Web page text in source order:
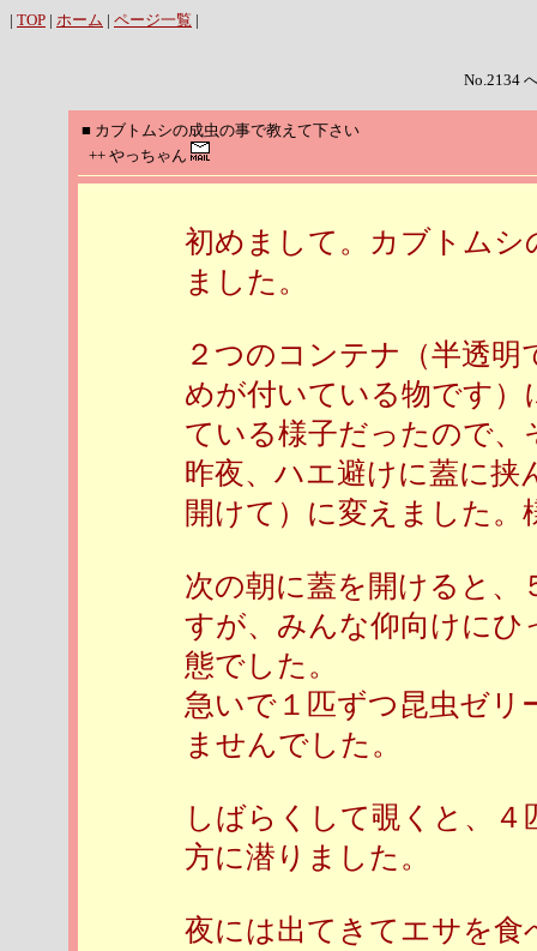
| TOP | ホーム | ページ一覧 |
No.2134
■ カブトムシの成虫の事で教えて下さい
++ やっちゃん
初めまして。カブトム
ました。
２つのコンテナ（半透
めが付いている物です
ている様子だったので
昨夜、ハエ避けに蓋に
開けて）に変えました
次の朝に蓋を開けると、
すが、みんな仰向けに
態でした。
急いで１匹ずつ昆虫ゼリ
ませんでした。
しばらくして覗くと、
方に潜りました。
夜には出てきてエサを